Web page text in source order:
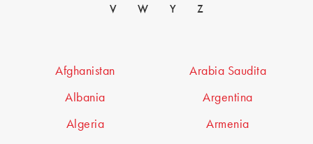
V W Y Z
Afghanistan
Albania
Algeria
Arabia Saudita
Argentina
Armenia